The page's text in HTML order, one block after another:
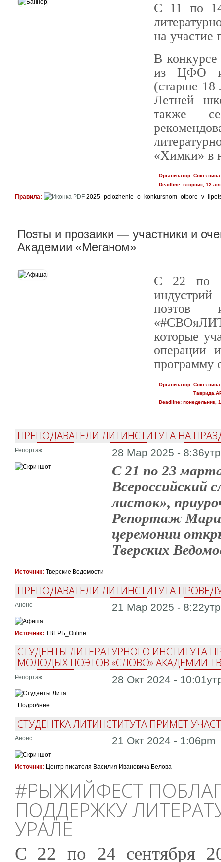
С 11 по
на участие
В конкурсе
из ЦФО и
(старше 18
Летней
также
«Химки» в
Организатор:Союз
Deadline:вторник, 12
Правила:
Поэты и прозаики — участники и
Академии «Меганом»
С 22 по
поэтов
которые
операции
программу
Организатор:Союз
Deadline:понедельник,
ПРЕПОДАВАТЕЛИ ЛИТИНСТИТУТА НА
Репортаж 28 Мар 2025 -
С 21 по 23
Всероссийский
листок»,
Репортаж
церемонии
Тверских
Источник: Тверские Ведомости
ПРЕПОДАВАТЕЛИ ЛИТИНСТИТУТА
Анонс 21 Мар 2025 -
Источник: ТВЕРЬ_Online
СТУДЕНТЫ ЛИТЕРАТУРНОГО ИНСТИТУТА
МОЛОДЫХ ПОЭТОВ «СЛОВО» АКАДЕМИИ
Репортаж 28 Окт 2024 -
Подробнее
СТУДЕНТКА ЛИТИНСТИТУТА ПРИМЕТ
Анонс 21 Окт 2024 - 1:06pm
Источник: Центр писателя Василия Ивановича Белова
#РЫЖИЙФЕСТ
ПОДДЕРЖКУ
УРАЛЕ
С 22 по 24 сентября